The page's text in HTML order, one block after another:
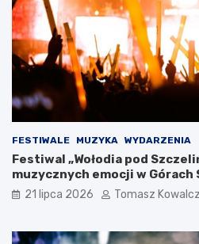
a
r
c
i
a
a
k
a
c
j
i
FESTIWALE MUZYKA WYDARZENIA
Festiwal „Wołodia pod
muzycznych emocji w Górach
21 lipca 2026 Tomasz